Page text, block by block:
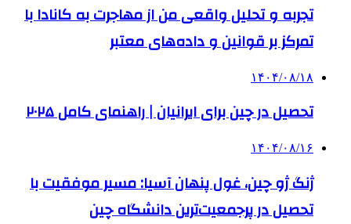
تجربه و تحلیل واقعی من از مهاجرت به کانادا با
تمرکز بر قوانین و داده‌های معتبر
۱۴۰۴/۰۸/۱۸
تحصیل در چین برای ایرانیان | راهنمای کامل ۲۰۲۵
۱۴۰۴/۰۸/۱۶
ژنگ ژو چین، غول پنهان آسیا: مسیر موفقیت با
تحصیل در پرجمعیت‌ترین دانشگاه چین